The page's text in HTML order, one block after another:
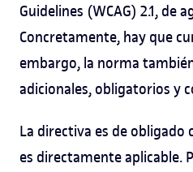
Guidelines (WCAG) 2.1, de
Concretamente, hay que
embargo, la norma
adicionales, obligatorios y
La directiva es de
es directamente aplicable.